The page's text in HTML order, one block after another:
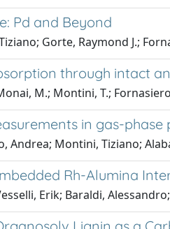
Pd and Beyond
Gorte, Raymond J.;
through intact
M.; Montini, T.;
in gas-
Andrea; Montini, Tiziano;
Rh-Alumina
Erik; Baraldi,